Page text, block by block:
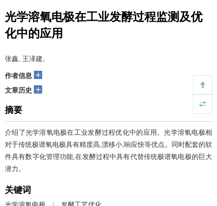
光学溶氧电极在工业发酵过程监测及优
化中的应用
张鑫, 王泽建,
作者信息 +
文章历史 +
摘要
介绍了光学溶氧电极在工业发酵过程优化中的应用。光学溶氧电极相
对于传统极谱氧电极具有精度高,漂移小,响应快等优点。同时配套的软
件具有数字化管理功能,在发酵过程中具有代替传统极谱氧电极的巨大
潜力。
关键词